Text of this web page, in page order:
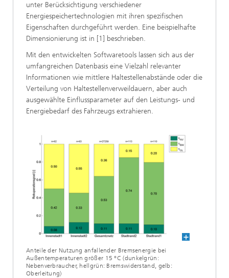
unter Berücksichtigung verschiedener
Energiespeichertechnologien mit ihren spezifischen
Eigenschaften durchgeführt werden. Eine beispielhafte
Dimensionierung ist in [1] beschrieben.
Mit den entwickelten Softwaretools lassen sich aus der
umfangreichen Datenbasis eine Vielzahl relevanter
Informationen wie mittlere Haltestellenabstände oder die
Verteilung von Haltestellenverweildauern, aber auch
ausgewählte Einflussparameter auf den Leistungs- und
Energiebedarf des Fahrzeugs extrahieren.
Anteile der Nutzung anfallender Bremsenergie bei
Außentemperaturen größer 15 °C (dunkelgrün:
Nebenverbraucher, hellgrün: Bremswiderstand, gelb:
Oberleitung)